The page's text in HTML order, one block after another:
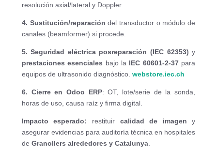
resolución axial/lateral y Doppler.
4. Sustitución/reparación del transductor o módulo de
canales (beamformer) si procede.
5. Seguridad eléctrica posreparación (IEC 62353) y
prestaciones esenciales bajo la IEC 60601-2-37para
equipos de ultrasonido diagnóstico. webstore.iec.ch
6. Cierre en Odoo ERP: OT, lote/serie de la sonda,
horas de uso, causa raíz y firma digital.
Impacto esperado: restituir calidad de imagen y
asegurar evidencias para auditoría técnica en hospitales
de Granollers alrededores y Catalunya.